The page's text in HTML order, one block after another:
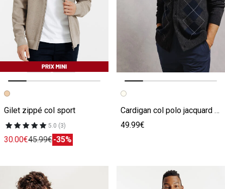
Image précédente
Image suivante
Gilet zippé col sport
5.0 (3)
30.00€45.99€-35%
Image précédente
Image suivante
Cardigan col polo jacquard carreaux argyle
49.99€